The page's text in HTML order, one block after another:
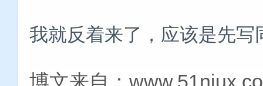
我就反着来了，应该是先
博文来自：